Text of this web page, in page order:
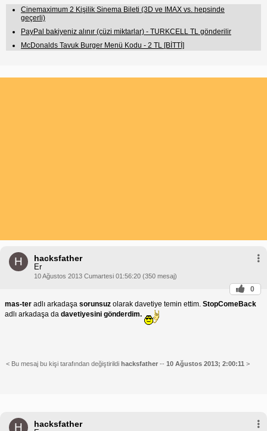
Cinemaximum 2 Kişilik Sinema Bileti (3D ve IMAX vs. hepsinde
geçerli)
PayPal bakiyeniz alınır (cüzi miktarlar) - TURKCELL TL gönderilir
McDonalds Tavuk Burger Menü Kodu - 2 TL [BİTTİ]
H hacksfather
Er
10 Ağustos 2013 Cumartesi 01:56:20 (350 mesaj)
0
mas-ter adlı arkadaşa sorunsuz olarak davetiye temin ettim. StopComeBack
adlı arkadaşa da davetiyesini gönderdim.
< Bu mesaj bu kişi tarafından değiştirildi hacksfather -- 10 Ağustos 2013; 2:00:11 >
H hacksfather